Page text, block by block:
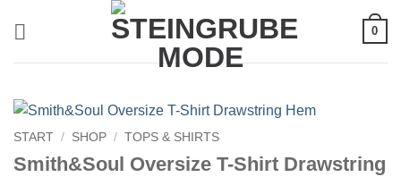
0
START / SHOP / TOPS & SHIRTS
Smith&Soul Oversize T-Shirt Drawstring